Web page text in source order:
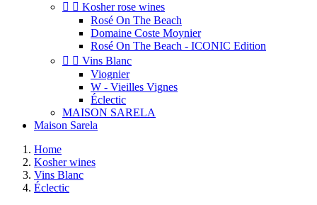
  Kosher rose wines
Rosé On The Beach
Domaine Coste Moynier
Rosé On The Beach - ICONIC Edition
  Vins Blanc
Viognier
W - Vieilles Vignes
Éclectic
MAISON SARELA
Maison Sarela
Home
Kosher wines
Vins Blanc
Éclectic